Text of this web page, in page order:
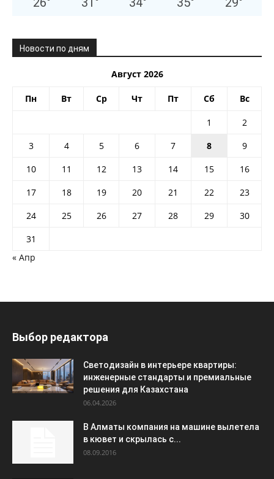
Новости по дням
Август 2026
Пн Вт Ср Чт Пт Сб Вс
1
2
3
4 5 6 7 8
9
10
11 12 13 14 15
16
17
18 19 20 21 22
23
24
25 26 27 28 29
30
31
« Апр
Выбор редактора
Светодизайн в интерьере квартиры:
инженерные стандарты и премиальные
решения для Казахстана
06.04.2026
В Алматы компания на машине вылетела
в кювет и скрылась с...
08.09.2016